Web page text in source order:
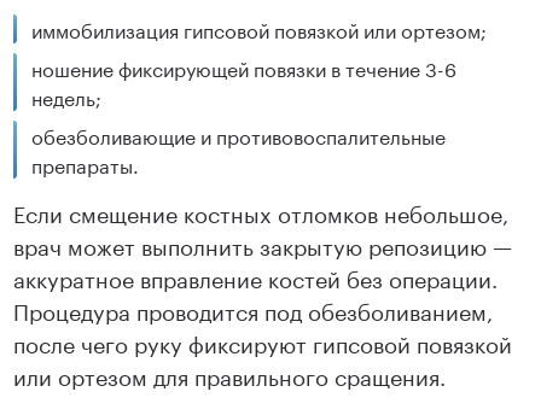
иммобилизация гипсовой повязкой или ортезом;
ношение фиксирующей повязки в течение 3-6
недель;
обезболивающие и противовоспалительные
препараты.
Если смещение костных отломков небольшое,
врач может выполнить закрытую репозицию —
аккуратное вправление костей без операции.
Процедура проводится под обезболиванием,
после чего руку фиксируют гипсовой повязкой
или ортезом для правильного сращения.